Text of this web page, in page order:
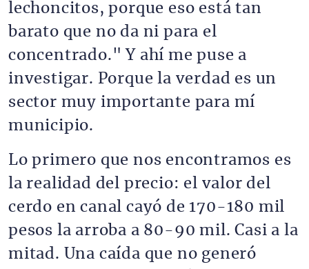
lechoncitos, porque eso está tan
barato que no da ni para el
concentrado." Y ahí me puse a
investigar. Porque la verdad es un
sector muy importante para mí
municipio.
Lo primero que nos encontramos es
la realidad del precio: el valor del
cerdo en canal cayó de 170-180 mil
pesos la arroba a 80-90 mil. Casi a la
mitad. Una caída que no generó